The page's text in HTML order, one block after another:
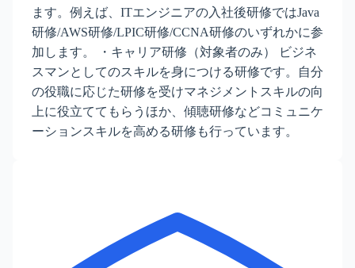
ます。例えば、ITエンジニアの入社後研修ではJava
研修/AWS研修/LPIC研修/CCNA研修のいずれかに参
加します。 ・キャリア研修（対象者のみ） ビジネ
スマンとしてのスキルを身につける研修です。自分
の役職に応じた研修を受けマネジメントスキルの向
上に役立ててもらうほか、傾聴研修などコミュニケ
ーションスキルを高める研修も行っています。